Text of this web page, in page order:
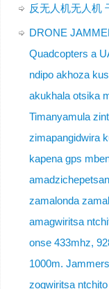
反无人机无人机
DRONE
Quadcopters a
ndipo akhoza
akukhala otsika
Timanyamula
zimapangidwira
kapena gps
zamalonda
amagwiritsa
onse 433mhz,
1000m.
zogwiritsa